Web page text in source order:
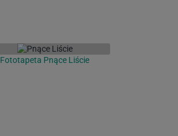
Fototapeta Pnące Liście